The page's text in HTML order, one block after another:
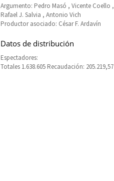
Argumento: Pedro Masó , Vicente Coello ,
Rafael J. Salvia , Antonio Vich
Productor asociado: César F. Ardavín
Datos de distribución
Espectadores:
Totales 1.638.605 Recaudación: 205.219,57